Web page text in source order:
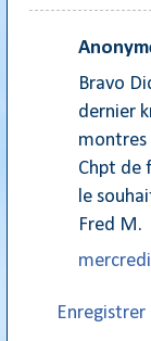
Bravo
dernier
montres
Chpt de
le
Fred M.